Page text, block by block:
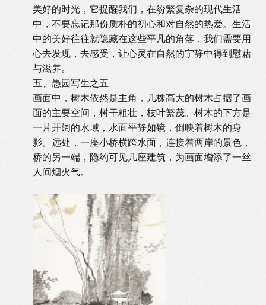
美好的时光，它提醒我们，在纷繁复杂的现代生活
中，不要忘记那份质朴的初心和对自然的热爱。生活
中的美好往往就隐藏在这些平凡的角落，我们需要用
心去发现，去感受，让心灵在自然的宁静中得到慰藉
与滋养。
五、愚园写生之五
画面中，树木依然是主角，几株高大的树木占据了画
面的主要空间，树干粗壮，枝叶繁茂。树木的下方是
一片开阔的水域，水面平静如镜，倒映着树木的身
影。远处，一座小桥横跨水面，连接着两岸的景色，
桥的另一端，隐约可见几座建筑，为画面增添了一丝
人间烟火气。